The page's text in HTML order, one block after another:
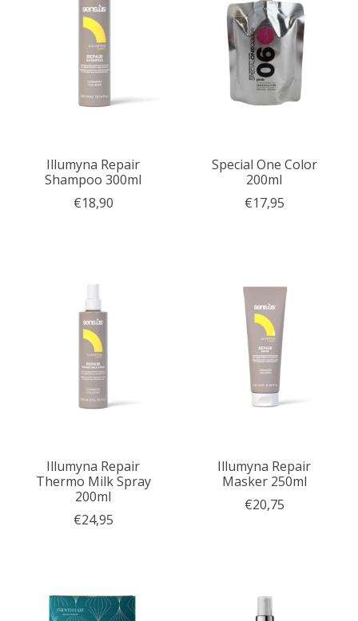
Illumyna Repair
Shampoo 300ml
€18,90
Special One Color
200ml
€17,95
Illumyna Repair
Thermo Milk Spray
200ml
€24,95
Illumyna Repair
Masker 250ml
€20,75